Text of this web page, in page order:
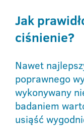
Jak
ciśnienie?
Nawet
poprawnego
wykonywany
badaniem
usiąść